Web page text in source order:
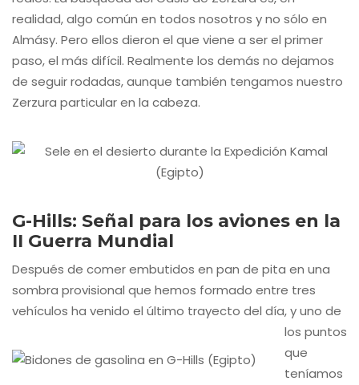
realidad, algo común en todos nosotros y no sólo en
Almásy. Pero ellos dieron el que viene a ser el primer
paso, el más difícil. Realmente los demás no dejamos
de seguir rodadas, aunque también tengamos nuestro
Zerzura particular en la cabeza.
G-Hills: Señal para los aviones en la
II Guerra Mundial
Después de comer embutidos en pan de pita en una
sombra provisional que hemos formado entre tres
vehículos ha venido el último trayecto del día, y uno de
los puntos
que
teníamos